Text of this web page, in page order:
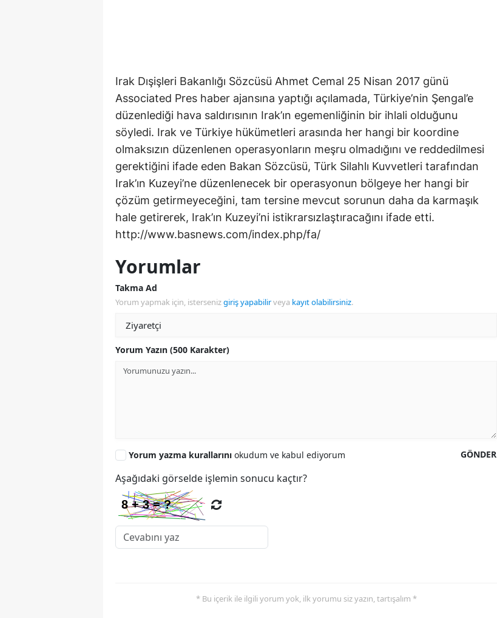
Irak Dışişleri Bakanlığı Sözcüsü Ahmet Cemal 25 Nisan 2017 günü
Associated Pres haber ajansına yaptığı açılamada, Türkiye’nin Şengal’e
düzenlediği hava saldırısının Irak’ın egemenliğinin bir ihlali olduğunu
söyledi. Irak ve Türkiye hükümetleri arasında her hangi bir koordine
olmaksızın düzenlenen operasyonların meşru olmadığını ve reddedilmesi
gerektiğini ifade eden Bakan Sözcüsü, Türk Silahlı Kuvvetleri tarafından
Irak’ın Kuzeyi’ne düzenlenecek bir operasyonun bölgeye her hangi bir
çözüm getirmeyeceğini, tam tersine mevcut sorunun daha da karmaşık
hale getirerek, Irak’ın Kuzeyi’ni istikrarsızlaştıracağını ifade etti.
http://www.basnews.com/index.php/fa/
Yorumlar
Takma Ad
Yorum yapmak için, istersenizgiriş yapabilirveya kayıt olabilirsiniz.
Yorum Yazın (500 Karakter)
GÖNDER
Yorum yazma kurallarını okudum ve kabul ediyorum
Aşağıdaki görselde işlemin sonucu kaçtır?
* Bu içerik ile ilgili yorum yok, ilk yorumu siz yazın, tartışalım *